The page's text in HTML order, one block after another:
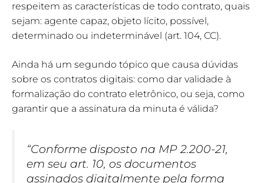
respeitem as características de todo contrato, quais
sejam: agente capaz, objeto lícito, possível,
determinado ou indeterminável (art. 104, CC).
Ainda há um segundo tópico que causa dúvidas
sobre os contratos digitais: como dar validade à
formalização do contrato eletrônico, ou seja, como
garantir que a assinatura da minuta é válida?
“Conforme disposto na MP 2.200-21,
em seu art. 10, os documentos
assinados digitalmente pela forma